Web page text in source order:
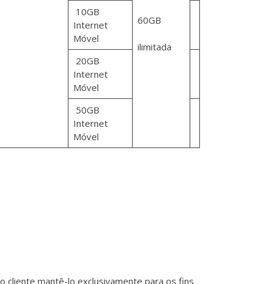
60GB
ilimitada
10GB
Internet
Móvel
20GB
Internet
Móvel
50GB
Internet
Móvel
mantê-lo exclusivamente para os fins